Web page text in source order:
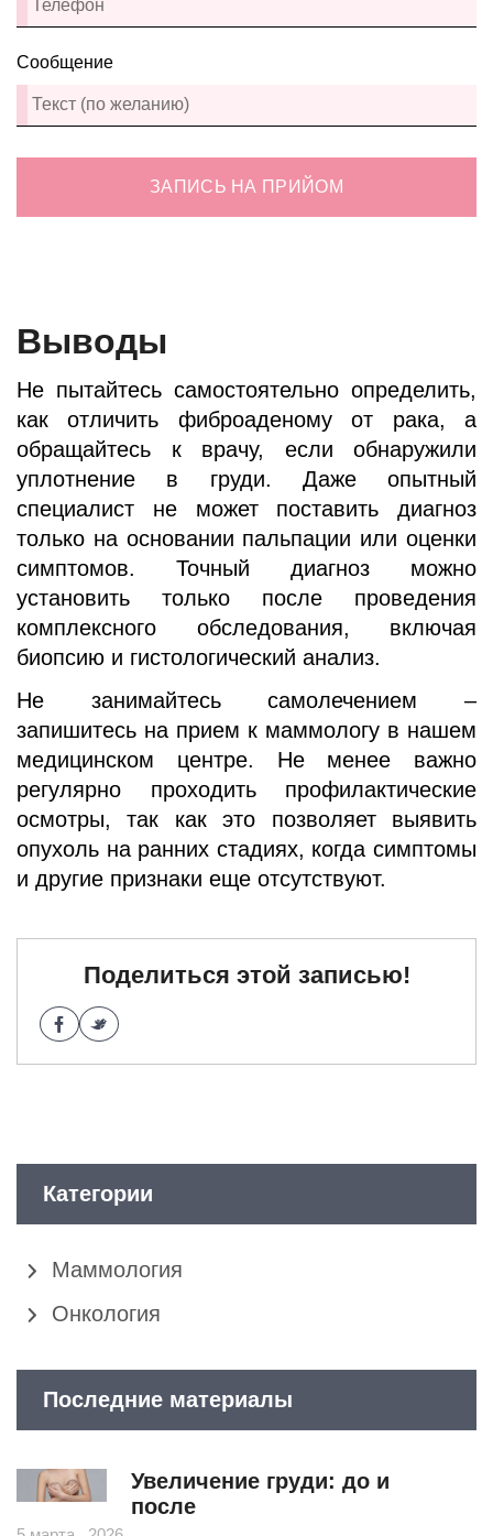
Сообщение
ЗАПИСЬ НА ПРИЙОМ
Выводы
Не пытайтесь самостоятельно определить,
как отличить фиброаденому от рака, а
обращайтесь к врачу, если обнаружили
уплотнение в груди. Даже опытный
специалист не может поставить диагноз
только на основании пальпации или оценки
симптомов. Точный диагноз можно
установить только после проведения
комплексного обследования, включая
биопсию и гистологический анализ.
Не занимайтесь самолечением –
запишитесь на прием к маммологу в нашем
медицинском центре. Не менее важно
регулярно проходить профилактические
осмотры, так как это позволяет выявить
опухоль на ранних стадиях, когда симптомы
и другие признаки еще отсутствуют.
Поделиться этой записью!
Категории
Маммология
Онкология
Последние материалы
Увеличение груди: до и
после